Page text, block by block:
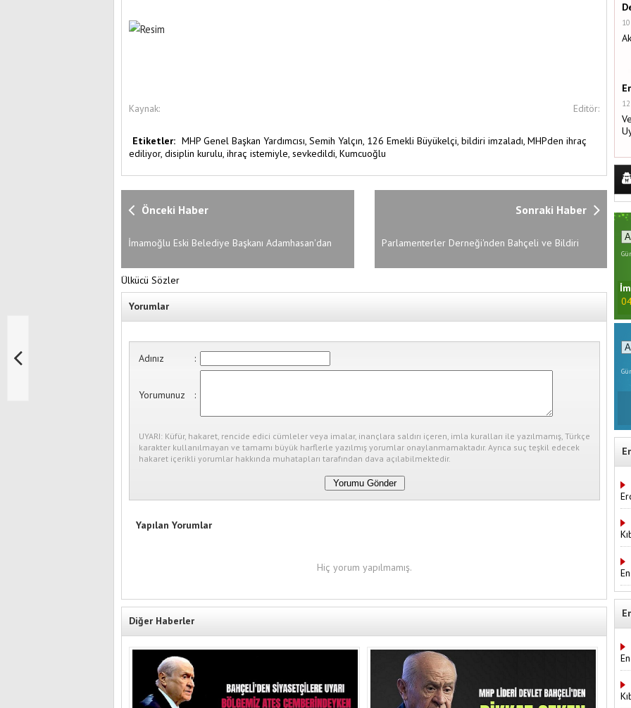
Kaynak: Editör:
Etiketler: MHP Genel Başkan Yardımcısı, Semih Yalçın, 126 Emekli Büyükelçi, bildiri imzaladı, MHPden ihraç
ediliyor, disiplin kurulu, ihraç istemiyle, sevkedildi, Kumcuoğlu
Önceki Haber
İmamoğlu Eski Belediye Başkanı Adamhasan'dan
Sonraki Haber
Parlamenterler Derneği'nden Bahçeli ve Bildiri
Ülkücü Sözler
Yorumlar
Adınız :
Yorumunuz :
UYARI: Küfür, hakaret, rencide edici cümleler veya imalar, inançlara saldırı içeren, imla kuralları ile yazılmamış, Türkçe
karakter kullanılmayan ve tamamı büyük harflerle yazılmış yorumlar onaylanmamaktadır. Ayrıca suç teşkil edecek
hakaret içerikli yorumlar hakkında muhatapları tarafından dava açılabilmektedir.
Yapılan Yorumlar
Hiç yorum yapılmamış.
Diğer Haberler